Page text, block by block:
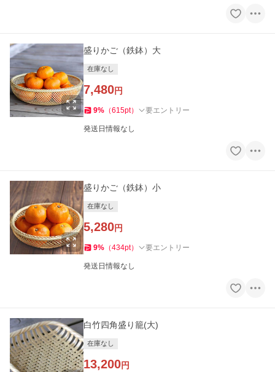
盛りかご（鉄鉢）大
在庫なし
7,480円
9% （615pt） 要エントリー
発送日情報なし
盛りかご（鉄鉢）小
在庫なし
5,280円
9% （434pt） 要エントリー
発送日情報なし
白竹四角盛り籠(大)
在庫なし
13,200円